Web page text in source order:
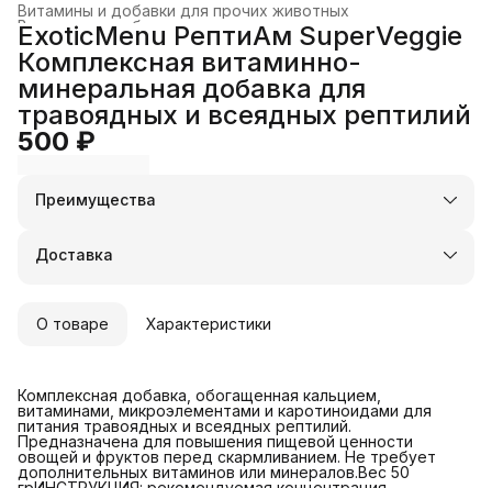
Витамины и добавки для прочих животных
Витамины и добавки для экзотических животных
Главная ›
ExoticMenu РептиАм SuperVeggie
Комплексная витаминно-
минеральная добавка для
травоядных и всеядных рептилий
500 ₽
Преимущества
Оплата частями в Сплит
Удобный возврат
Доставка
О товаре Характеристики
Комплексная добавка, обогащенная кальцием,
витаминами, микроэлементами и каротиноидами для
питания травоядных и всеядных рептилий.
Предназначена для повышения пищевой ценности
овощей и фруктов перед скармливанием. Не требует
дополнительных витаминов или минералов.Вес 50